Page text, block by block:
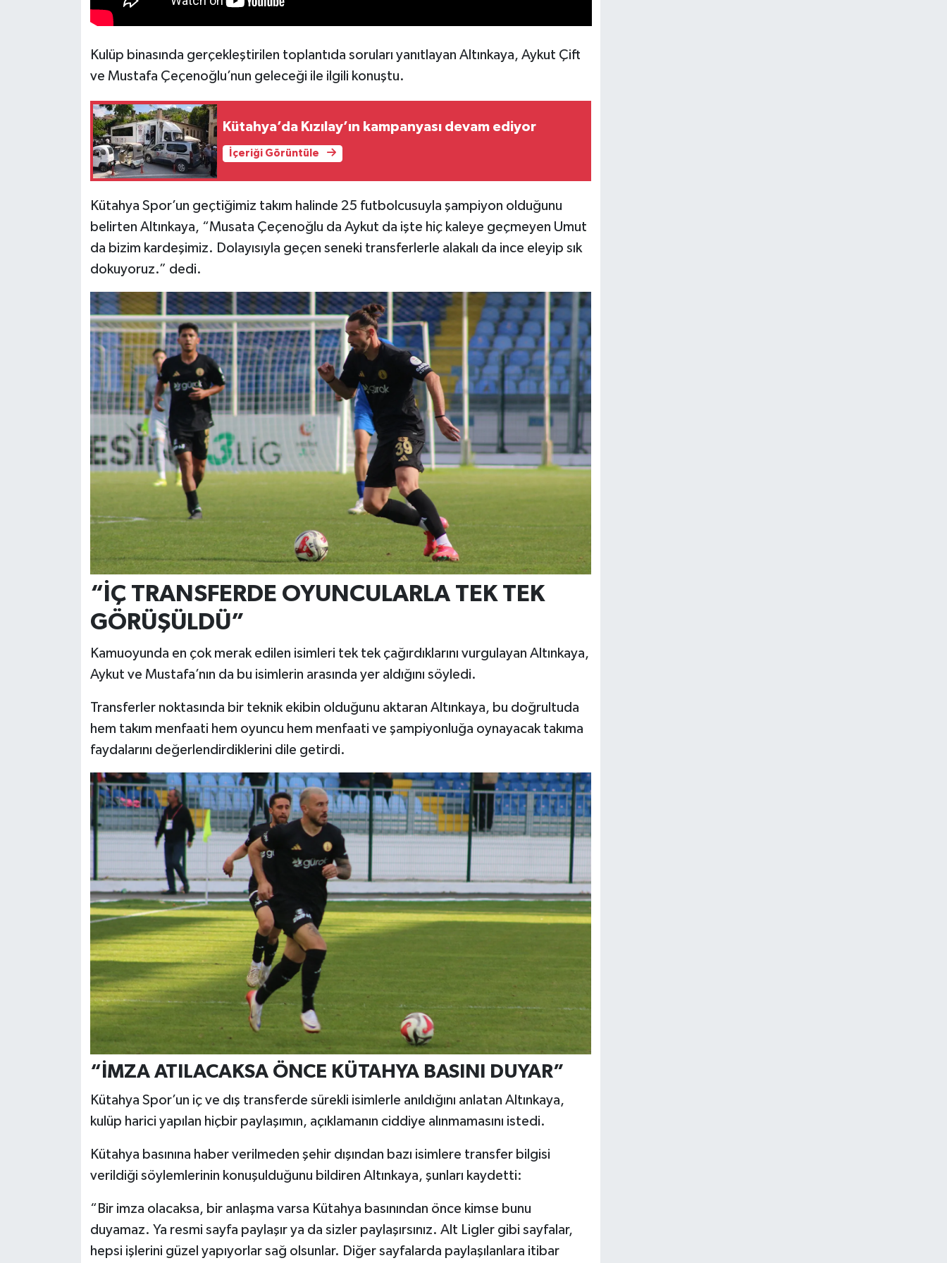
Kulüp binasında gerçekleştirilen toplantıda soruları yanıtlayan Altınkaya, Aykut Çift
ve Mustafa Çeçenoğlu’nun geleceği ile ilgili konuştu.
Kütahya’da Kızılay’ın kampanyası devam ediyor
İçeriği Görüntüle
Kütahya Spor’un geçtiğimiz takım halinde 25 futbolcusuyla şampiyon olduğunu
belirten Altınkaya, “Musata Çeçenoğlu da Aykut da işte hiç kaleye geçmeyen Umut
da bizim kardeşimiz. Dolayısıyla geçen seneki transferlerle alakalı da ince eleyip sık
dokuyoruz.” dedi.
“İÇ TRANSFERDE OYUNCULARLA TEK TEK
GÖRÜŞÜLDÜ”
Kamuoyunda en çok merak edilen isimleri tek tek çağırdıklarını vurgulayan Altınkaya,
Aykut ve Mustafa’nın da bu isimlerin arasında yer aldığını söyledi.
Transferler noktasında bir teknik ekibin olduğunu aktaran Altınkaya, bu doğrultuda
hem takım menfaati hem oyuncu hem menfaati ve şampiyonluğa oynayacak takıma
faydalarını değerlendirdiklerini dile getirdi.
“İMZA ATILACAKSA ÖNCE KÜTAHYA BASINI DUYAR”
Kütahya Spor’un iç ve dış transferde sürekli isimlerle anıldığını anlatan Altınkaya,
kulüp harici yapılan hiçbir paylaşımın, açıklamanın ciddiye alınmamasını istedi.
Kütahya basınına haber verilmeden şehir dışından bazı isimlere transfer bilgisi
verildiği söylemlerinin konuşulduğunu bildiren Altınkaya, şunları kaydetti:
“Bir imza olacaksa, bir anlaşma varsa Kütahya basınından önce kimse bunu
duyamaz. Ya resmi sayfa paylaşır ya da sizler paylaşırsınız. Alt Ligler gibi sayfalar,
hepsi işlerini güzel yapıyorlar sağ olsunlar. Diğer sayfalarda paylaşılanlara itibar
Video Galeri
Yemek Tarifleri